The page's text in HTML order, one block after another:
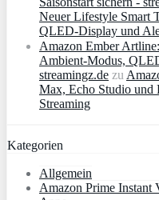
Neuer Lifestyle Smart
QLED‑Display und
Amazon Ember
Ambient‑Modus,
streamingz.de zu
Max, Echo Studio und
Streaming
Kategorien
Allgemein
Amazon Prime Instant